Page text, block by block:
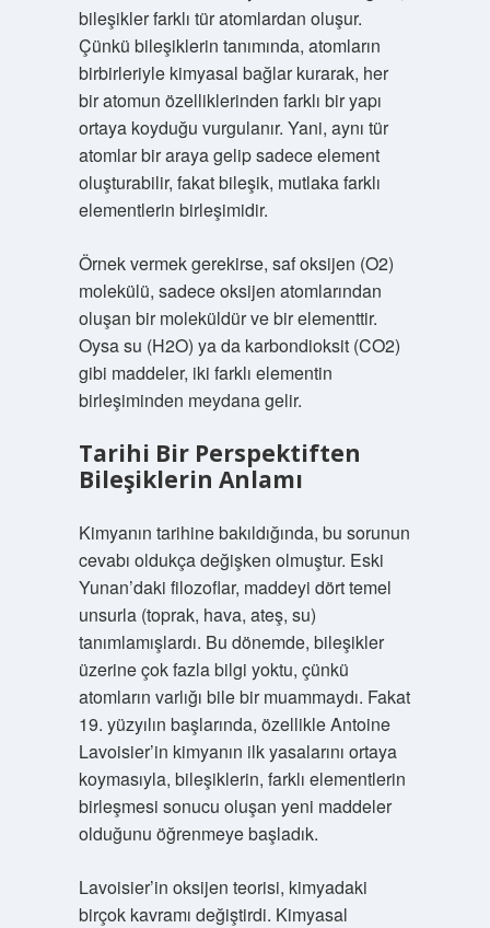
bileşikler farklı tür atomlardan oluşur.
Çünkü bileşiklerin tanımında, atomların
birbirleriyle kimyasal bağlar kurarak, her
bir atomun özelliklerinden farklı bir yapı
ortaya koyduğu vurgulanır. Yani, aynı tür
atomlar bir araya gelip sadece element
oluşturabilir, fakat bileşik, mutlaka farklı
elementlerin birleşimidir.
Örnek vermek gerekirse, saf oksijen (O2)
molekülü, sadece oksijen atomlarından
oluşan bir moleküldür ve bir elementtir.
Oysa su (H2O) ya da karbondioksit (CO2)
gibi maddeler, iki farklı elementin
birleşiminden meydana gelir.
Tarihi Bir Perspektiften
Bileşiklerin Anlamı
Kimyanın tarihine bakıldığında, bu sorunun
cevabı oldukça değişken olmuştur. Eski
Yunan’daki filozoflar, maddeyi dört temel
unsurla (toprak, hava, ateş, su)
tanımlamışlardı. Bu dönemde, bileşikler
üzerine çok fazla bilgi yoktu, çünkü
atomların varlığı bile bir muammaydı. Fakat
19. yüzyılın başlarında, özellikle Antoine
Lavoisier’in kimyanın ilk yasalarını ortaya
koymasıyla, bileşiklerin, farklı elementlerin
birleşmesi sonucu oluşan yeni maddeler
olduğunu öğrenmeye başladık.
Lavoisier’in oksijen teorisi, kimyadaki
birçok kavramı değiştirdi. Kimyasal